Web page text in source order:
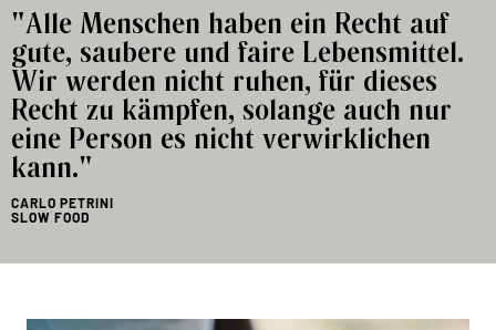
"Alle Menschen haben ein Recht auf
gute, saubere und faire Lebensmittel.
Wir werden nicht ruhen, für dieses
Recht zu kämpfen, solange auch nur
eine Person es nicht verwirklichen
kann."
CARLO PETRINI
SLOW FOOD